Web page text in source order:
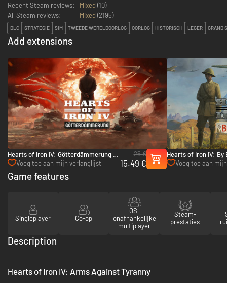
Recent Steam reviews:
Mixed (10)
All Steam reviews:
Mixed (2195)
DLC STRATEGIE SIM TWEEDE WERELDOORLOG OORLOG HISTORISCH LEGER GRAND
Add extensions
Hearts of Iron IV: Götterdämmerung -
PC & Mac (Steam)
Voeg toe aan mijn verlanglijst
25 €
15.49 €
Hearts of Iron IV: By
Mac (Steam)
Voeg toe aan
Game features
Singleplayer Co-op
OS-
onafhankelijke
multiplayer
Steam-
prestaties
Description
Hearts of Iron IV: Arms Against Tyranny